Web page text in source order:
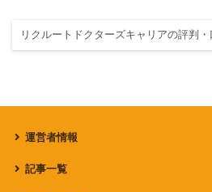
リクルートドクターズキャリアの評判・
運営者情報
記事一覧